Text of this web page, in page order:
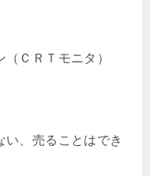
ＣＲＴモニタ）
い、売ることはでき